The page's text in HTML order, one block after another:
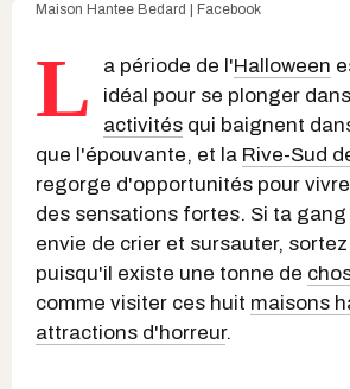
Maison Hantee Bedard | Facebook
L a période de l'Halloween
idéal pour se plonger
activités qui baignent
que l'épouvante, et la Rive-Sud
regorge d'opportunités pour
des sensations fortes. Si ta
envie de crier et sursauter,
puisqu'il existe une tonne de
comme visiter ces huit maisons
attractions d'horreur.